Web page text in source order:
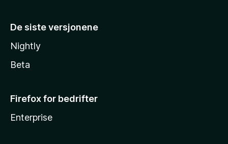
De siste versjonene
Nightly
Beta
Firefox for bedrifter
Enterprise